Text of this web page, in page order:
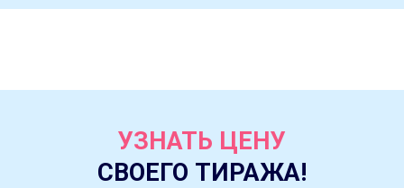
УЗНАТЬ ЦЕНУ
СВОЕГО ТИРАЖА!